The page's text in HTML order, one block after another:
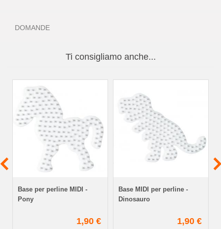
DOMANDE
Ti consigliamo anche...
Base per perline MIDI -
Pony
1,90 €
Base MIDI per perline -
Dinosauro
1,90 €